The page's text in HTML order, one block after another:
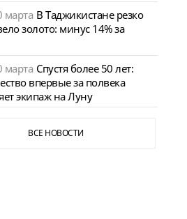
марта В Таджикистане резко
золото: минус 14% за
марта Спустя более 50 лет:
впервые за полвека
экипаж на Луну
ВСЕ НОВОСТИ